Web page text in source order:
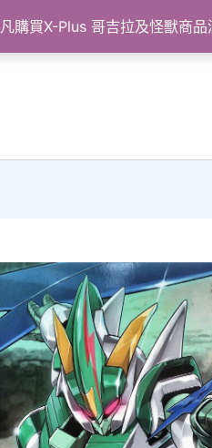
凡購買X-Plus 哥吉拉及怪獸商